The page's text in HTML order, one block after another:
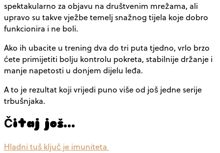
spektakularno za objavu na društvenim mrežama, ali
upravo su takve vježbe temelj snažnog tijela koje dobro
funkcionira i ne boli.
Ako ih ubacite u trening dva do tri puta tjedno, vrlo brzo
ćete primijetiti bolju kontrolu pokreta, stabilnije držanje i
manje napetosti u donjem dijelu leđa.
A to je rezultat koji vrijedi puno više od još jedne serije
trbušnjaka.
Čitaj još…
Hladni tuš ključ je imuniteta